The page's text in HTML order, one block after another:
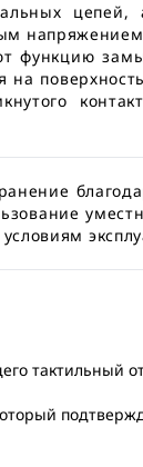
функцию
тактильный